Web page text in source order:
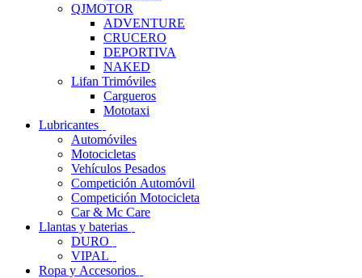
QJMOTOR
ADVENTURE
CRUCERO
DEPORTIVA
NAKED
Lifan Trimóviles
Cargueros
Mototaxi
Lubricantes
Automóviles
Motocicletas
Vehículos Pesados
Competición Automóvil
Competición Motocicleta
Car & Mc Care
Llantas y baterias
DURO
VIPAL
Ropa y Accesorios